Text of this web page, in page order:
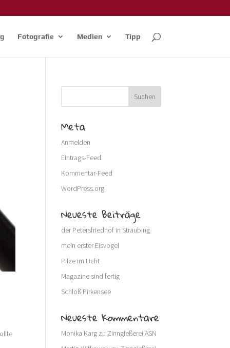
Fotografie Medien Tipp
Meta
Anmelden
Eintrags-Feed
Kommentar-Feed
WordPress.org
Neueste Beiträge
der Petersfriedhof in Straubing
mein erster Eisvogel
Pilze im Licht
Magazine sind fertig
Schloß Pirkensee
Neueste Kommentare
Monika Karg zu Zinngießerei ASN